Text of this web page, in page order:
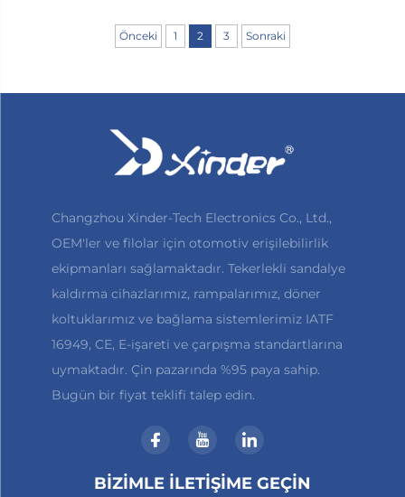
Önceki 1 2 3 Sonraki
Changzhou Xinder-Tech Electronics Co., Ltd.,
OEM'ler ve filolar için otomotiv erişilebilirlik
ekipmanları sağlamaktadır. Tekerlekli sandalye
kaldırma cihazlarımız, rampalarımız, döner
koltuklarımız ve bağlama sistemlerimiz IATF
16949, CE, E-işareti ve çarpışma standartlarına
uymaktadır. Çin pazarında %95 paya sahip.
Bugün bir fiyat teklifi talep edin.
BİZİMLE İLETİŞİME GEÇİN